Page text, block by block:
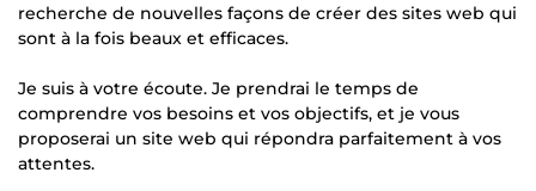
recherche de nouvelles façons de créer des sites web qui
sont à la fois beaux et efficaces.
Je suis à votre écoute. Je prendrai le temps de
comprendre vos besoins et vos objectifs, et je vous
proposerai un site web qui répondra parfaitement à vos
attentes.